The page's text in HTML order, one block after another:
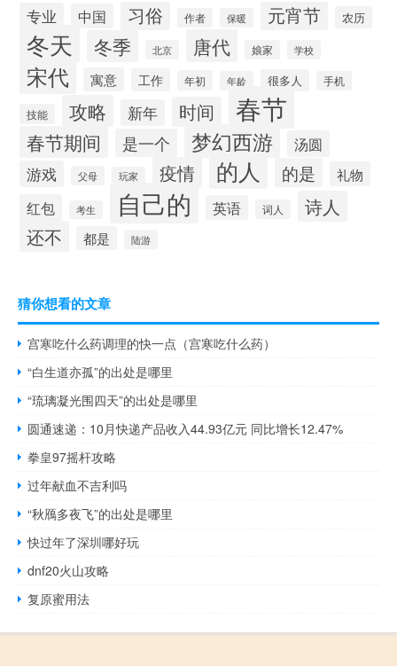
专业 中国 习俗 作者 保暖 元宵节 农历
冬天 冬季 北京 唐代 娘家 学校
宋代 寓意 工作 年初 年龄 很多人 手机
技能 攻略 新年 时间 春节
春节期间 是一个 梦幻西游
汤圆
游戏
父母 玩家 疫情 的人 的是 礼物
红包 考生 自己的 英语 词人
诗人
还不
都是 陆游
猜你想看的文章
宫寒吃什么药调理的快一点（宫寒吃什么药）
“白生道亦孤”的出处是哪里
“琉璃凝光围四天”的出处是哪里
圆通速递：10月快递产品收入44.93亿元 同比增长12.47%
拳皇97摇杆攻略
过年献血不吉利吗
“秋鴈多夜飞”的出处是哪里
快过年了深圳哪好玩
dnf20火山攻略
复原蜜用法